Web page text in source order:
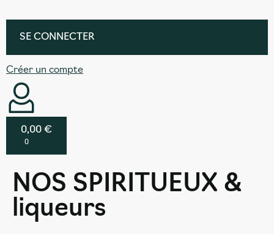
SE CONNECTER
Créer un compte
0,00 €
0
NOS SPIRITUEUX &
liqueurs